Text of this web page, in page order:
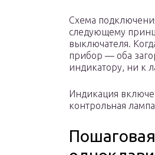
Схема
следующему
выключателя.
прибор — оба
индикатору, ни к
Индикация
контрольная